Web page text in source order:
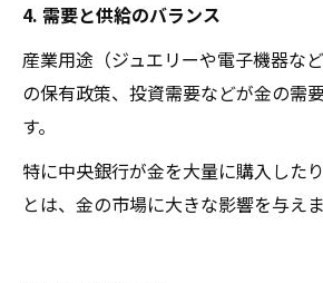
4. 需要と供給のバランス
産業用途（ジュエリーや電子機器な
の保有政策、投資需要などが金の需
す。
特に中央銀行が金を大量に購入した
とは、金の市場に大きな影響を与えま